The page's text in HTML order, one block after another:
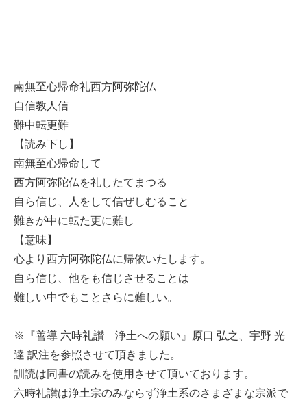
南無至心帰命礼西方阿弥陀仏
自信教人信
難中転更難
【読み下し】
南無至心帰命して
西方阿弥陀仏を礼したてまつる
自ら信じ、人をして信ぜしむること
難きが中に転た更に難し
【意味】
心より西方阿弥陀仏に帰依いたします。
自ら信じ、他をも信じさせることは
難しい中でもことさらに難しい。
※『善導 六時礼讃 浄土への願い』原口 弘之、宇野 光
達 訳注を参照させて頂きました。
訓読は同書の読みを使用させて頂いております。
六時礼讃は浄土宗のみならず浄土系のさまざまな宗派で